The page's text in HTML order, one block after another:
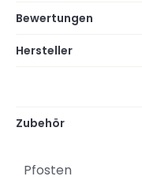
Bewertungen
Hersteller
Zubehör
Pfosten